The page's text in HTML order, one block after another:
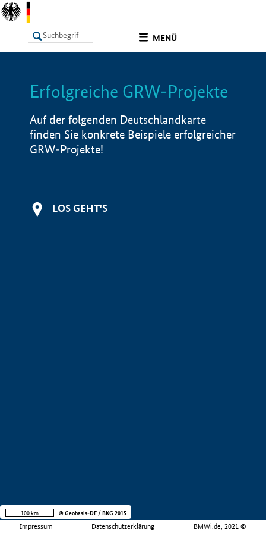
MENÜ
LISTE Info
Erfolgreiche GRW-Projekte
Auf der folgenden Deutschlandkarte
finden Sie konkrete Beispiele erfolgreicher
GRW-Projekte!
LOS GEHT'S
Impressum Datenschutzerklärung BMWi.de, 2021 ©
100 km © Geobasis-DE / BKG 2015